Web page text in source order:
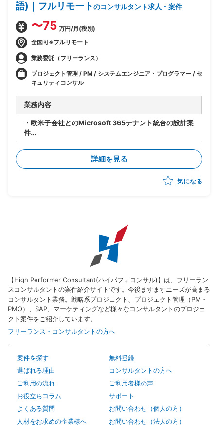
語)｜フルリモートのコンサルタント求人・案件
〜75 万円/月(税別)
全国可※フルリモート
業務委託（フリーランス）
プロジェクト管理 / PM / システムエンジニア・プログラマー / セ
キュリティコンサル
業務内容
・欧米子会社とのMicrosoft 365テナント統合の設計案
件
・Microsoft 365テナント統合に向けた分析、計画、基
本設計書作成の実施
詳細を見る
気になる
【High Performer Consultant(ハイパフォコンサル)】は、フリーラン
スコンサルタントの案件紹介サイトです。今後ますますニーズが高まる
コンサルタント業務。戦略系プロジェクト、プロジェクト管理（PM・
PMO）、SAP、マーケティングなど様々なコンサルタントのプロジェ
クト案件をご紹介しています。
フリーランス・コンサルタントの方へ
案件を探す
無料登録
選ばれる理由
コンサルタントの方へ
ご利用の流れ
ご利用者様の声
お役立ちコラム
サポート
よくある質問
お問い合わせ（個人の方）
人材をお求めの企業様へ
お問い合わせ（法人の方）